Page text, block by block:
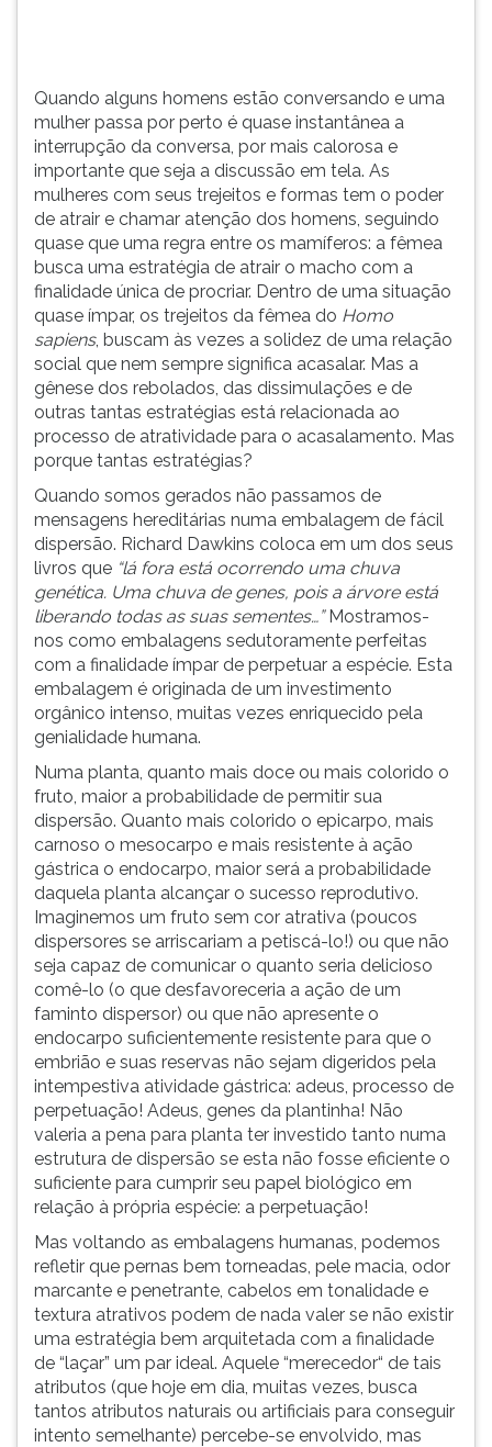
Para
pausar
leitura
pressione
(primeira
tecla
esquerda
continuar
pressione
(primeira
tecla
direita
Para
menu
principal
pressione
tecla
depois
Pressione
ouvir
essa
instrução
novamente.
Quando alguns homens estão conversando e uma
mulher passa por perto é quase instantânea a
interrupção da conversa, por mais calorosa e
importante que seja a discussão em tela. As
mulheres com seus trejeitos e formas tem o poder
de atrair e chamar atenção dos homens, seguindo
quase que uma regra entre os mamíferos: a fêmea
busca uma estratégia de atrair o macho com a
finalidade única de procriar. Dentro de uma situação
quase ímpar, os trejeitos da fêmea do Homo
sapiens, buscam às vezes a solidez de uma relação
social que nem sempre significa acasalar. Mas a
gênese dos rebolados, das dissimulações e de
outras tantas estratégias está relacionada ao
processo de atratividade para o acasalamento. Mas
porque tantas estratégias?
Quando somos gerados não passamos de
mensagens hereditárias numa embalagem de fácil
dispersão. Richard Dawkins coloca em um dos seus
livros que “lá fora está ocorrendo uma chuva
genética. Uma chuva de genes, pois a árvore está
liberando todas as suas sementes…”Mostramos-
nos como embalagens sedutoramente perfeitas
com a finalidade ímpar de perpetuar a espécie. Esta
embalagem é originada de um investimento
orgânico intenso, muitas vezes enriquecido pela
genialidade humana.
Numa planta, quanto mais doce ou mais colorido o
fruto, maior a probabilidade de permitir sua
dispersão. Quanto mais colorido o epicarpo, mais
carnoso o mesocarpo e mais resistente à ação
gástrica o endocarpo, maior será a probabilidade
daquela planta alcançar o sucesso reprodutivo.
Imaginemos um fruto sem cor atrativa (poucos
dispersores se arriscariam a petiscá-lo!) ou que não
seja capaz de comunicar o quanto seria delicioso
comê-lo (o que desfavoreceria a ação de um
faminto dispersor) ou que não apresente o
endocarpo suficientemente resistente para que o
embrião e suas reservas não sejam digeridos pela
intempestiva atividade gástrica: adeus, processo de
perpetuação! Adeus, genes da plantinha! Não
valeria a pena para planta ter investido tanto numa
estrutura de dispersão se esta não fosse eficiente o
suficiente para cumprir seu papel biológico em
relação à própria espécie: a perpetuação!
Mas voltando as embalagens humanas, podemos
refletir que pernas bem torneadas, pele macia, odor
marcante e penetrante, cabelos em tonalidade e
textura atrativos podem de nada valer se não existir
uma estratégia bem arquitetada com a finalidade
de “laçar” um par ideal. Aquele “merecedor“ de tais
atributos (que hoje em dia, muitas vezes, busca
tantos atributos naturais ou artificiais para conseguir
intento semelhante) percebe-se envolvido, mas